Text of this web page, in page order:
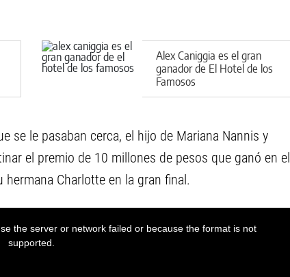
Alex Caniggia es el gran
ganador de El Hotel de los
Famosos
se le pasaban cerca, el hijo de Mariana Nannis y
el premio de 10 millones de pesos que ganó en el
Charlotte en la gran final.